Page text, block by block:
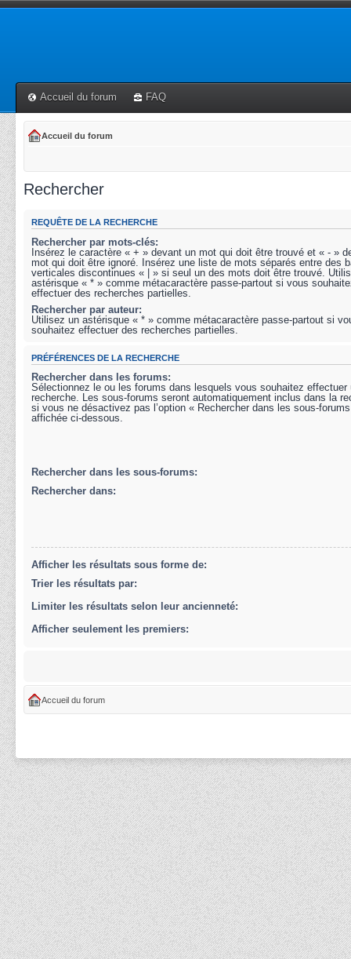
Accueil du forum FAQ
Accueil du forum
Rechercher
REQUÊTE DE LA RECHERCHE
Rechercher par mots-clés:
Insérez le caractère « + » devant un mot qui doit être trouvé et « - »
mot qui doit être ignoré. Insérez une liste de mots séparés entre des
verticales discontinues « | » si seul un des mots doit être trouvé.
astérisque « * » comme métacaractère passe-partout si vous
effectuer des recherches partielles.
Rechercher par auteur:
Utilisez un astérisque « * » comme métacaractère passe-partout si
souhaitez effectuer des recherches partielles.
PRÉFÉRENCES DE LA RECHERCHE
Rechercher dans les forums:
Sélectionnez le ou les forums dans lesquels vous souhaitez effectuer
recherche. Les sous-forums seront automatiquement inclus dans la
si vous ne désactivez pas l’option « Rechercher dans les sous-
affichée ci-dessous.
Rechercher dans les sous-forums:
Rechercher dans:
Afficher les résultats sous forme de:
Trier les résultats par:
Limiter les résultats selon leur ancienneté:
Afficher seulement les premiers:
Accueil du forum